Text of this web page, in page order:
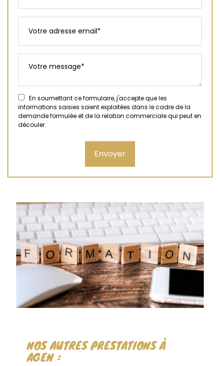
En soumettant ce formulaire, j'accepte que les
informations saisies soient exploitées dans le cadre de la
demande formulée et de la relation commerciale qui peut en
découler.
NOS AUTRES PRESTATIONS À
AGEN :